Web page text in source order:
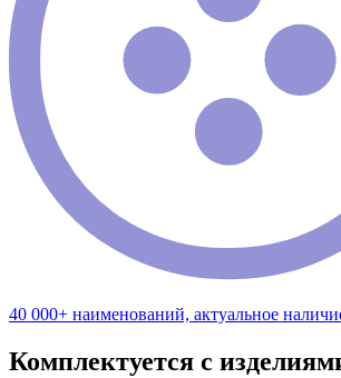
40 000+ наименований, актуальное
Комплектуется с